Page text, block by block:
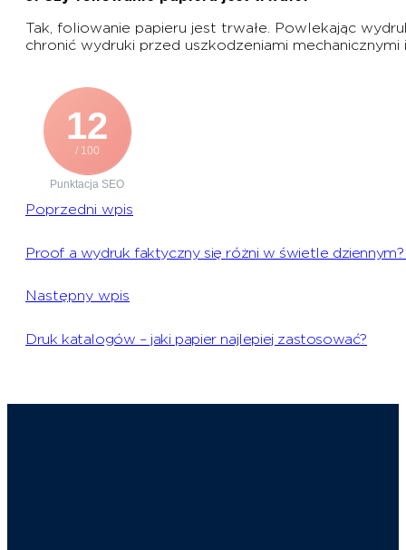
Tak, foliowanie papieru jest trwałe. Powlekając
chronić wydruki przed uszkodzeniami
12
/ 100
Punktacja SEO
Poprzedni wpis
Proof a wydruk faktyczny się różni w świetle
Następny wpis
Druk katalogów – jaki papier najlepiej zastosować?